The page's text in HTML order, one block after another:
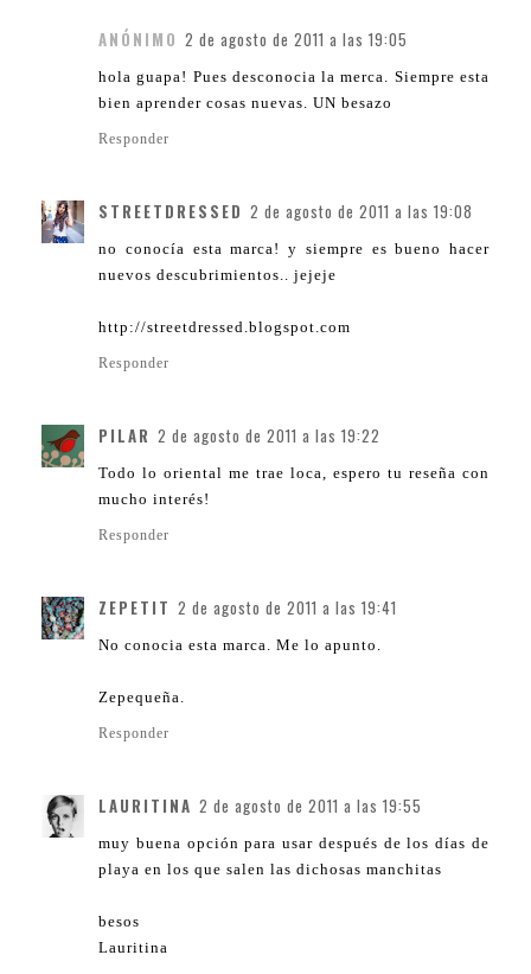
ANÓNIMO 2 de agosto de 2011 a las 19:05
hola guapa! Pues desconocia la merca. Siempre esta
bien aprender cosas nuevas. UN besazo
Responder
STREETDRESSED 2 de agosto de 2011 a las 19:08
no conocía esta marca! y siempre es bueno hacer
nuevos descubrimientos.. jejeje
http://streetdressed.blogspot.com
Responder
PILAR 2 de agosto de 2011 a las 19:22
Todo lo oriental me trae loca, espero tu reseña con
mucho interés!
Responder
ZEPETIT 2 de agosto de 2011 a las 19:41
No conocia esta marca. Me lo apunto.
Zepequeña.
Responder
LAURITINA 2 de agosto de 2011 a las 19:55
muy buena opción para usar después de los días de
playa en los que salen las dichosas manchitas
besos
Lauritina